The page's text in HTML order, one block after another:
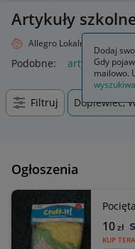
Artykuły
Allegro Lokalnie
Podobne: artykuły
Filtruj Dopiewiec,
Ogłoszenia
KUP
10zł
Dodaj
Gdy
mailowo.